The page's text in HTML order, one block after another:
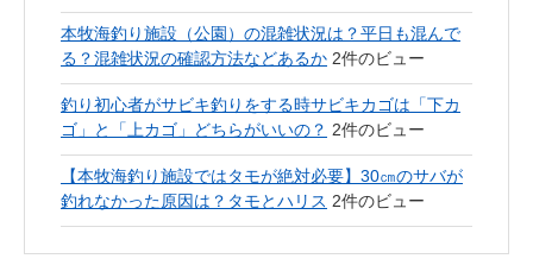
本牧海釣り施設（公園）の混雑状況は？平日も混んで
る？混雑状況の確認方法などあるか 2件のビュー
釣り初心者がサビキ釣りをする時サビキカゴは「下カ
ゴ」と「上カゴ」どちらがいいの？ 2件のビュー
【本牧海釣り施設ではタモが絶対必要】30㎝のサバが
釣れなかった原因は？タモとハリス 2件のビュー